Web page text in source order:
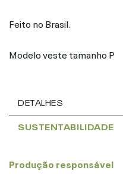
Feito no Brasil.
Modelo veste tamanho P
DETALHES
SUSTENTABILIDADE
Produção responsável